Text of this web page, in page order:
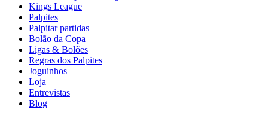
Kings League
Palpites
Palpitar partidas
Bolão da Copa
Ligas & Bolões
Regras dos Palpites
Joguinhos
Loja
Entrevistas
Blog